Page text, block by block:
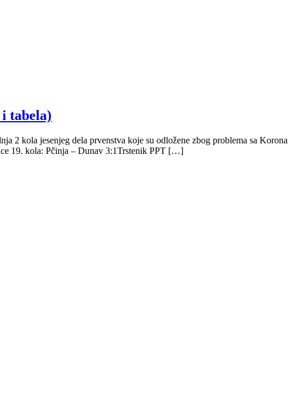
tabela)
2 kola jesenjeg dela prvenstva koje su odložene zbog problema sa Korona
19. kola: Pčinja – Dunav 3:1Trstenik PPT […]